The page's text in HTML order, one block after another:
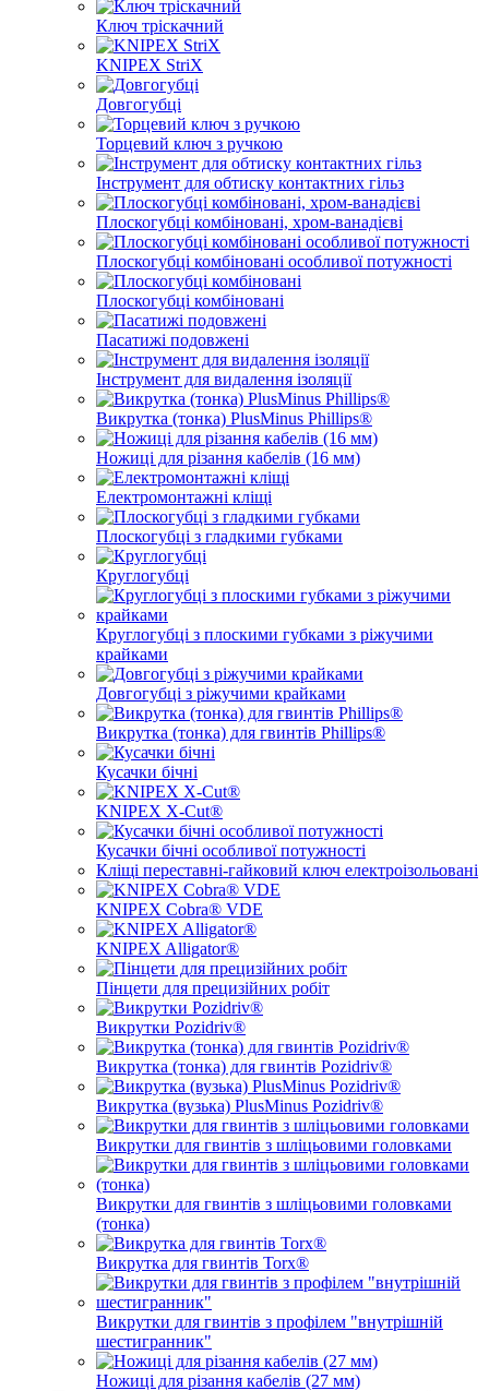
Ключ тріскачний
KNIPEX StriX
Довгогубці
Торцевий ключ з ручкою
Інструмент для обтиску контактних гільз
Плоскогубці комбіновані, хром-ванадієві
Плоскогубці комбіновані особливої ​​потужності
Плоскогубці комбіновані
Пасатижі подовжені
Інструмент для видалення ізоляції
Викрутка (тонка) PlusMinus Phillips®
Ножиці для різання кабелів (16 мм)
Електромонтажні кліщі
Плоскогубці з гладкими губками
Круглогубці
Круглогубці з плоскими губками з ріжучими
крайками
Довгогубці з ріжучими крайками
Викрутка (тонка) для гвинтів Phillips®
Кусачки бічні
KNIPEX X-Cut®
Кусачки бічні особливої ​​потужності
Кліщі переставні-гайковий ключ електроізольовані
KNIPEX Cobra® VDE
KNIPEX Alligator®
Пінцети для прецизійних робіт
Викрутки Pozidriv®
Викрутка (тонка) для гвинтів Pozidriv®
Викрутка (вузька) PlusMinus Pozidriv®
Викрутки для гвинтів з шліцьовими головками
Викрутки для гвинтів з шліцьовими головками
(тонка)
Викрутка для гвинтів Torx®
Викрутки для гвинтів з профілем "внутрішній
шестигранник"
Ножиці для різання кабелів (27 мм)